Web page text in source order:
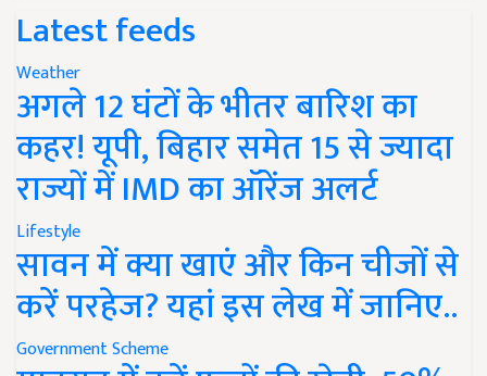
Latest feeds
Weather
अगले 12 घंटों के भीतर बारिश का
कहर! यूपी, बिहार समेत 15 से ज्यादा
राज्यों में IMD का ऑरेंज अलर्ट
Lifestyle
सावन में क्या खाएं और किन चीजों से
करें परहेज? यहां इस लेख में जानिए..
Government Scheme